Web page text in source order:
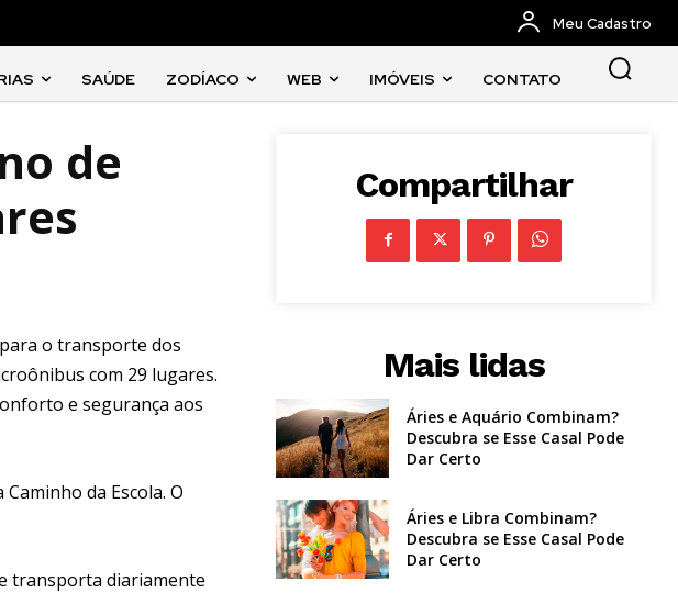
Meu Cadastro
SAÚDE ZODÍACO WEB IMÓVEIS CONTATO
de
o transporte dos
com 29 lugares.
e segurança aos
da Escola. O
transporta diariamente
Compartilhar
Mais lidas
Áries e Aquário Combinam?
Descubra se Esse Casal Pode
Dar Certo
Áries e Libra Combinam?
Descubra se Esse Casal Pode
Dar Certo